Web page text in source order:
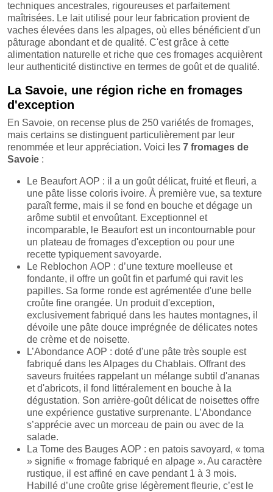
techniques ancestrales, rigoureuses et parfaitement
maîtrisées. Le lait utilisé pour leur fabrication provient de
vaches élevées dans les alpages, où elles bénéficient d'un
pâturage abondant et de qualité. C'est grâce à cette
alimentation naturelle et riche que ces fromages acquièrent
leur authenticité distinctive en termes de goût et de qualité.
La Savoie, une région riche en fromages
d'exception
En Savoie, on recense plus de 250 variétés de fromages,
mais certains se distinguent particulièrement par leur
renommée et leur appréciation. Voici les 7 fromages de
Savoie :
Le Beaufort AOP : il a un goût délicat, fruité et fleuri, a
une pâte lisse coloris ivoire. À première vue, sa texture
paraît ferme, mais il se fond en bouche et dégage un
arôme subtil et envoûtant. Exceptionnel et
incomparable, le Beaufort est un incontournable pour
un plateau de fromages d'exception ou pour une
recette typiquement savoyarde.
Le Reblochon AOP : d’une texture moelleuse et
fondante, il offre un goût fin et parfumé qui ravit les
papilles. Sa forme ronde est agrémentée d'une belle
croûte fine orangée. Un produit d'exception,
exclusivement fabriqué dans les hautes montagnes, il
dévoile une pâte douce imprégnée de délicates notes
de crème et de noisette.
L’Abondance AOP : doté d'une pâte très souple est
fabriqué dans les Alpages du Chablais. Offrant des
saveurs fruitées rappelant un mélange subtil d'ananas
et d'abricots, il fond littéralement en bouche à la
dégustation. Son arrière-goût délicat de noisettes offre
une expérience gustative surprenante. L’Abondance
s’apprécie avec un morceau de pain ou avec de la
salade.
La Tome des Bauges AOP : en patois savoyard, « toma
» signifie « fromage fabriqué en alpage ». Au caractère
rustique, il est affiné en cave pendant 1 à 3 mois.
Habillé d’une croûte grise légèrement fleurie, c’est le